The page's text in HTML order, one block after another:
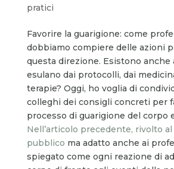
pratici
Favorire la guarigione: come
dobbiamo compiere delle azioni
questa direzione. Esistono anche
esulano dai protocolli, dai
terapie? Oggi, ho voglia di
colleghi dei consigli concreti per
processo di guarigione del corpo
Nell’articolo precedente, rivolto al
pubblico ma adatto anche ai
spiegato come ogni reazione di